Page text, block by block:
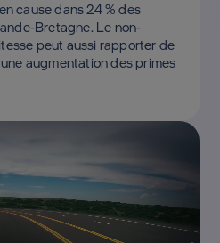
cause dans 24 % des
Bretagne. Le non-
peut aussi rapporter de
augmentation des primes